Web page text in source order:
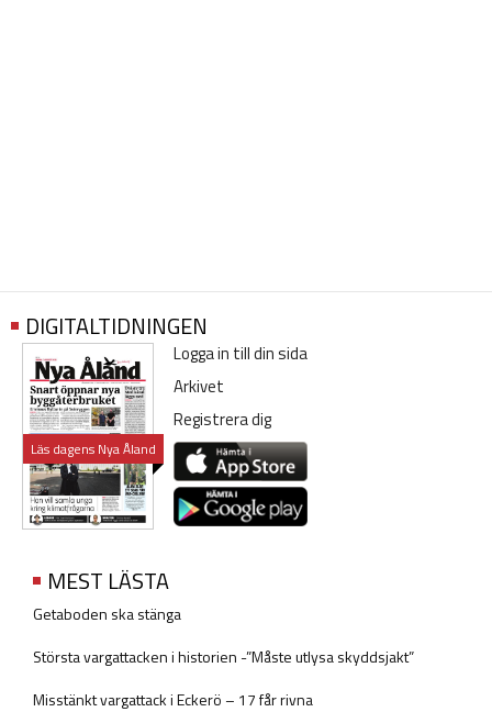
DIGITALTIDNINGEN
Läs dagens Nya Åland
Logga in till din sida
Arkivet
Registrera dig
MEST LÄSTA
Getaboden ska stänga
Största vargattacken i historien -”Måste utlysa skyddsjakt”
Misstänkt vargattack i Eckerö – 17 får rivna